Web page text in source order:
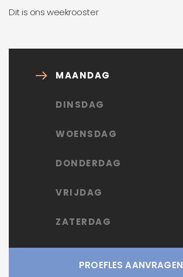
Dit is ons weekrooster
MAANDAG
DINSDAG
WOENSDAG
DONDERDAG
VRIJDAG
ZATERDAG
PROEFLES AANVRAGEN